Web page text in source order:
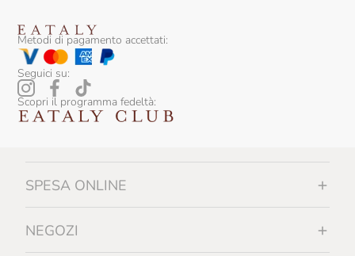
Metodi di pagamento accettati:
Seguici su:
Scopri il programma fedeltà:
SPESA ONLINE
NEGOZI